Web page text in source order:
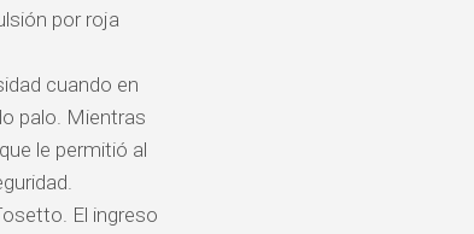
por roja
cuando en
palo. Mientras
le permitió al
El ingreso